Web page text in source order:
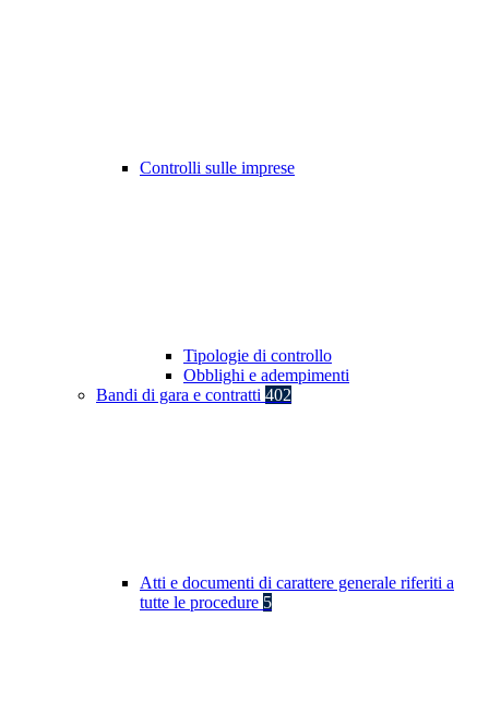
Controlli sulle imprese
Tipologie di controllo
Obblighi e adempimenti
Bandi di gara e contratti 402
Atti e documenti di carattere generale riferiti a
tutte le procedure 5